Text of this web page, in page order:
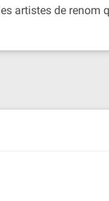
artistes de renom